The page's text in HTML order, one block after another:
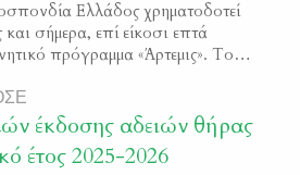
Ελλάδος χρηματοδοτεί
σήμερα, επί είκοσι επτά
πρόγραμμα «Άρτεμις». Το
της χώρας, μέσω της
της κυνηγετικής κάρπωσης. Η
στοιχείων για την εκπόνηση
την πιο ενδεδειγμένη διεθνώς […]
έκδοσης αδειών θήρας
έτος 2025-2026